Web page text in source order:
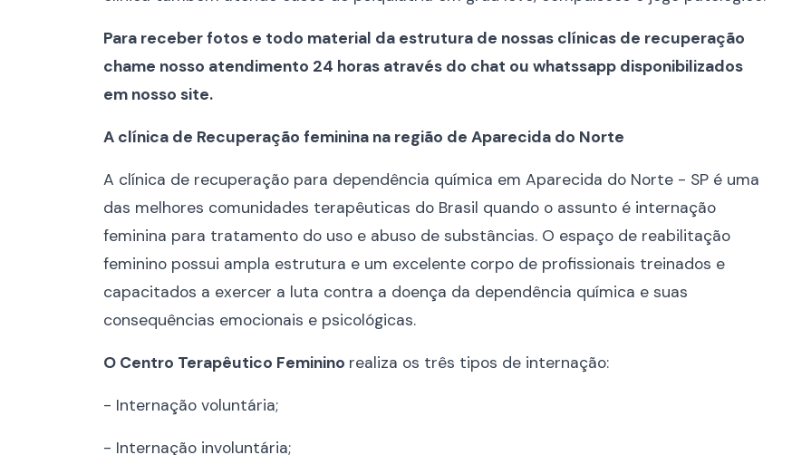
Para receber fotos e todo material da estrutura de nossas clínicas de recuperação
chame nosso atendimento 24 horas através do chat ou whatssapp disponibilizados
em nosso site.
A clínica de Recuperação feminina na região de Aparecida do Norte
A clínica de recuperação para dependência química em Aparecida do Norte - SP é uma
das melhores comunidades terapêuticas do Brasil quando o assunto é internação
feminina para tratamento do uso e abuso de substâncias. O espaço de reabilitação
feminino possui ampla estrutura e um excelente corpo de profissionais treinados e
capacitados a exercer a luta contra a doença da dependência química e suas
consequências emocionais e psicológicas.
O Centro Terapêutico Feminino realiza os três tipos de internação:
- Internação voluntária;
- Internação involuntária;